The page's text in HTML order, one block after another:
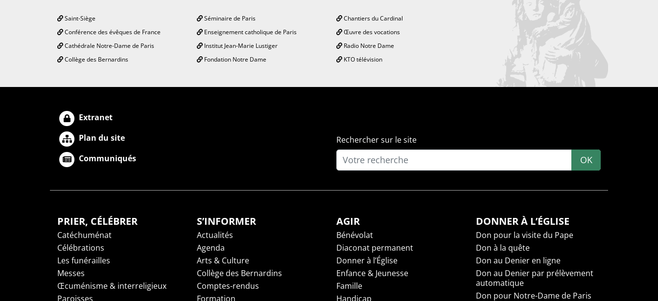
Saint-Siège
Conférence des évêques de France
Cathédrale Notre-Dame de Paris
Collège des Bernardins
Séminaire de Paris
Enseignement catholique de Paris
Institut Jean-Marie Lustiger
Fondation Notre Dame
Chantiers du Cardinal
Œuvre des vocations
Radio Notre Dame
KTO télévision
Extranet
Plan du site
Communiqués
Rechercher sur le site
OK
PRIER, CÉLÉBRER
Catéchuménat
Célébrations
Les funérailles
Messes
Œcuménisme & interreligieux
Paroisses
S’INFORMER
Actualités
Agenda
Arts & Culture
Collège des Bernardins
Comptes-rendus
Formation
AGIR
Bénévolat
Diaconat permanent
Donner à l’Église
Enfance & Jeunesse
Famille
Handicap
DONNER À L’ÉGLISE
Don pour la visite du Pape
Don à la quête
Don au Denier en ligne
Don au Denier par prélèvement
automatique
Don pour Notre-Dame de Paris